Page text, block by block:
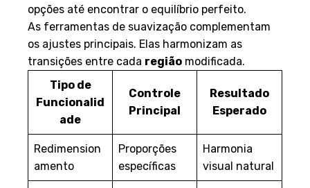
opções até encontrar o equilíbrio perfeito.
As ferramentas de suavização complementam
os ajustes principais. Elas harmonizam as
transições entre cada região modificada.
Tipo de
Funcionalid
ade
Controle
Principal
Resultado
Esperado
Redimension
amento
Proporções
específicas
Harmonia
visual natural